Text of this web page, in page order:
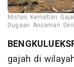
Misteri Kematian
Dugaan Ancaman
gajah di